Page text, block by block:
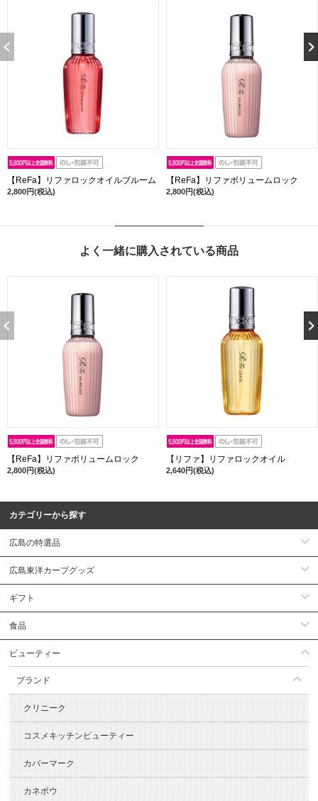
【ReFa】リファロックオイルブルーム
2,800円(税込)
【ReFa】リファボリュームロック
2,800円(税込)
よく一緒に購入されている商品
【ReFa】リファボリュームロック
2,800円(税込)
【リファ】リファロックオイル
2,640円(税込)
カテゴリーから探す
広島の特選品
広島東洋カープグッズ
ギフト
食品
ビューティー
ブランド
クリニーク
コスメキッチンビューティー
カバーマーク
カネボウ